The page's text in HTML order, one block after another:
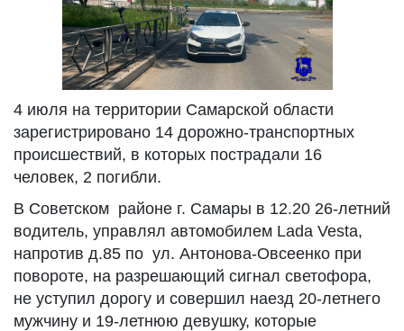
4 июля на территории Самарской области
зарегистрировано 14 дорожно-транспортных
происшествий, в которых пострадали 16
человек, 2 погибли.
В Советском районе г. Самары в 12.20 26-летний
водитель, управлял автомобилем Lada Vesta,
напротив д.85 по ул. Антонова-Овсеенко при
повороте, на разрешающий сигнал светофора,
не уступил дорогу и совершил наезд 20-летнего
мужчину и 19-летнюю девушку, которые